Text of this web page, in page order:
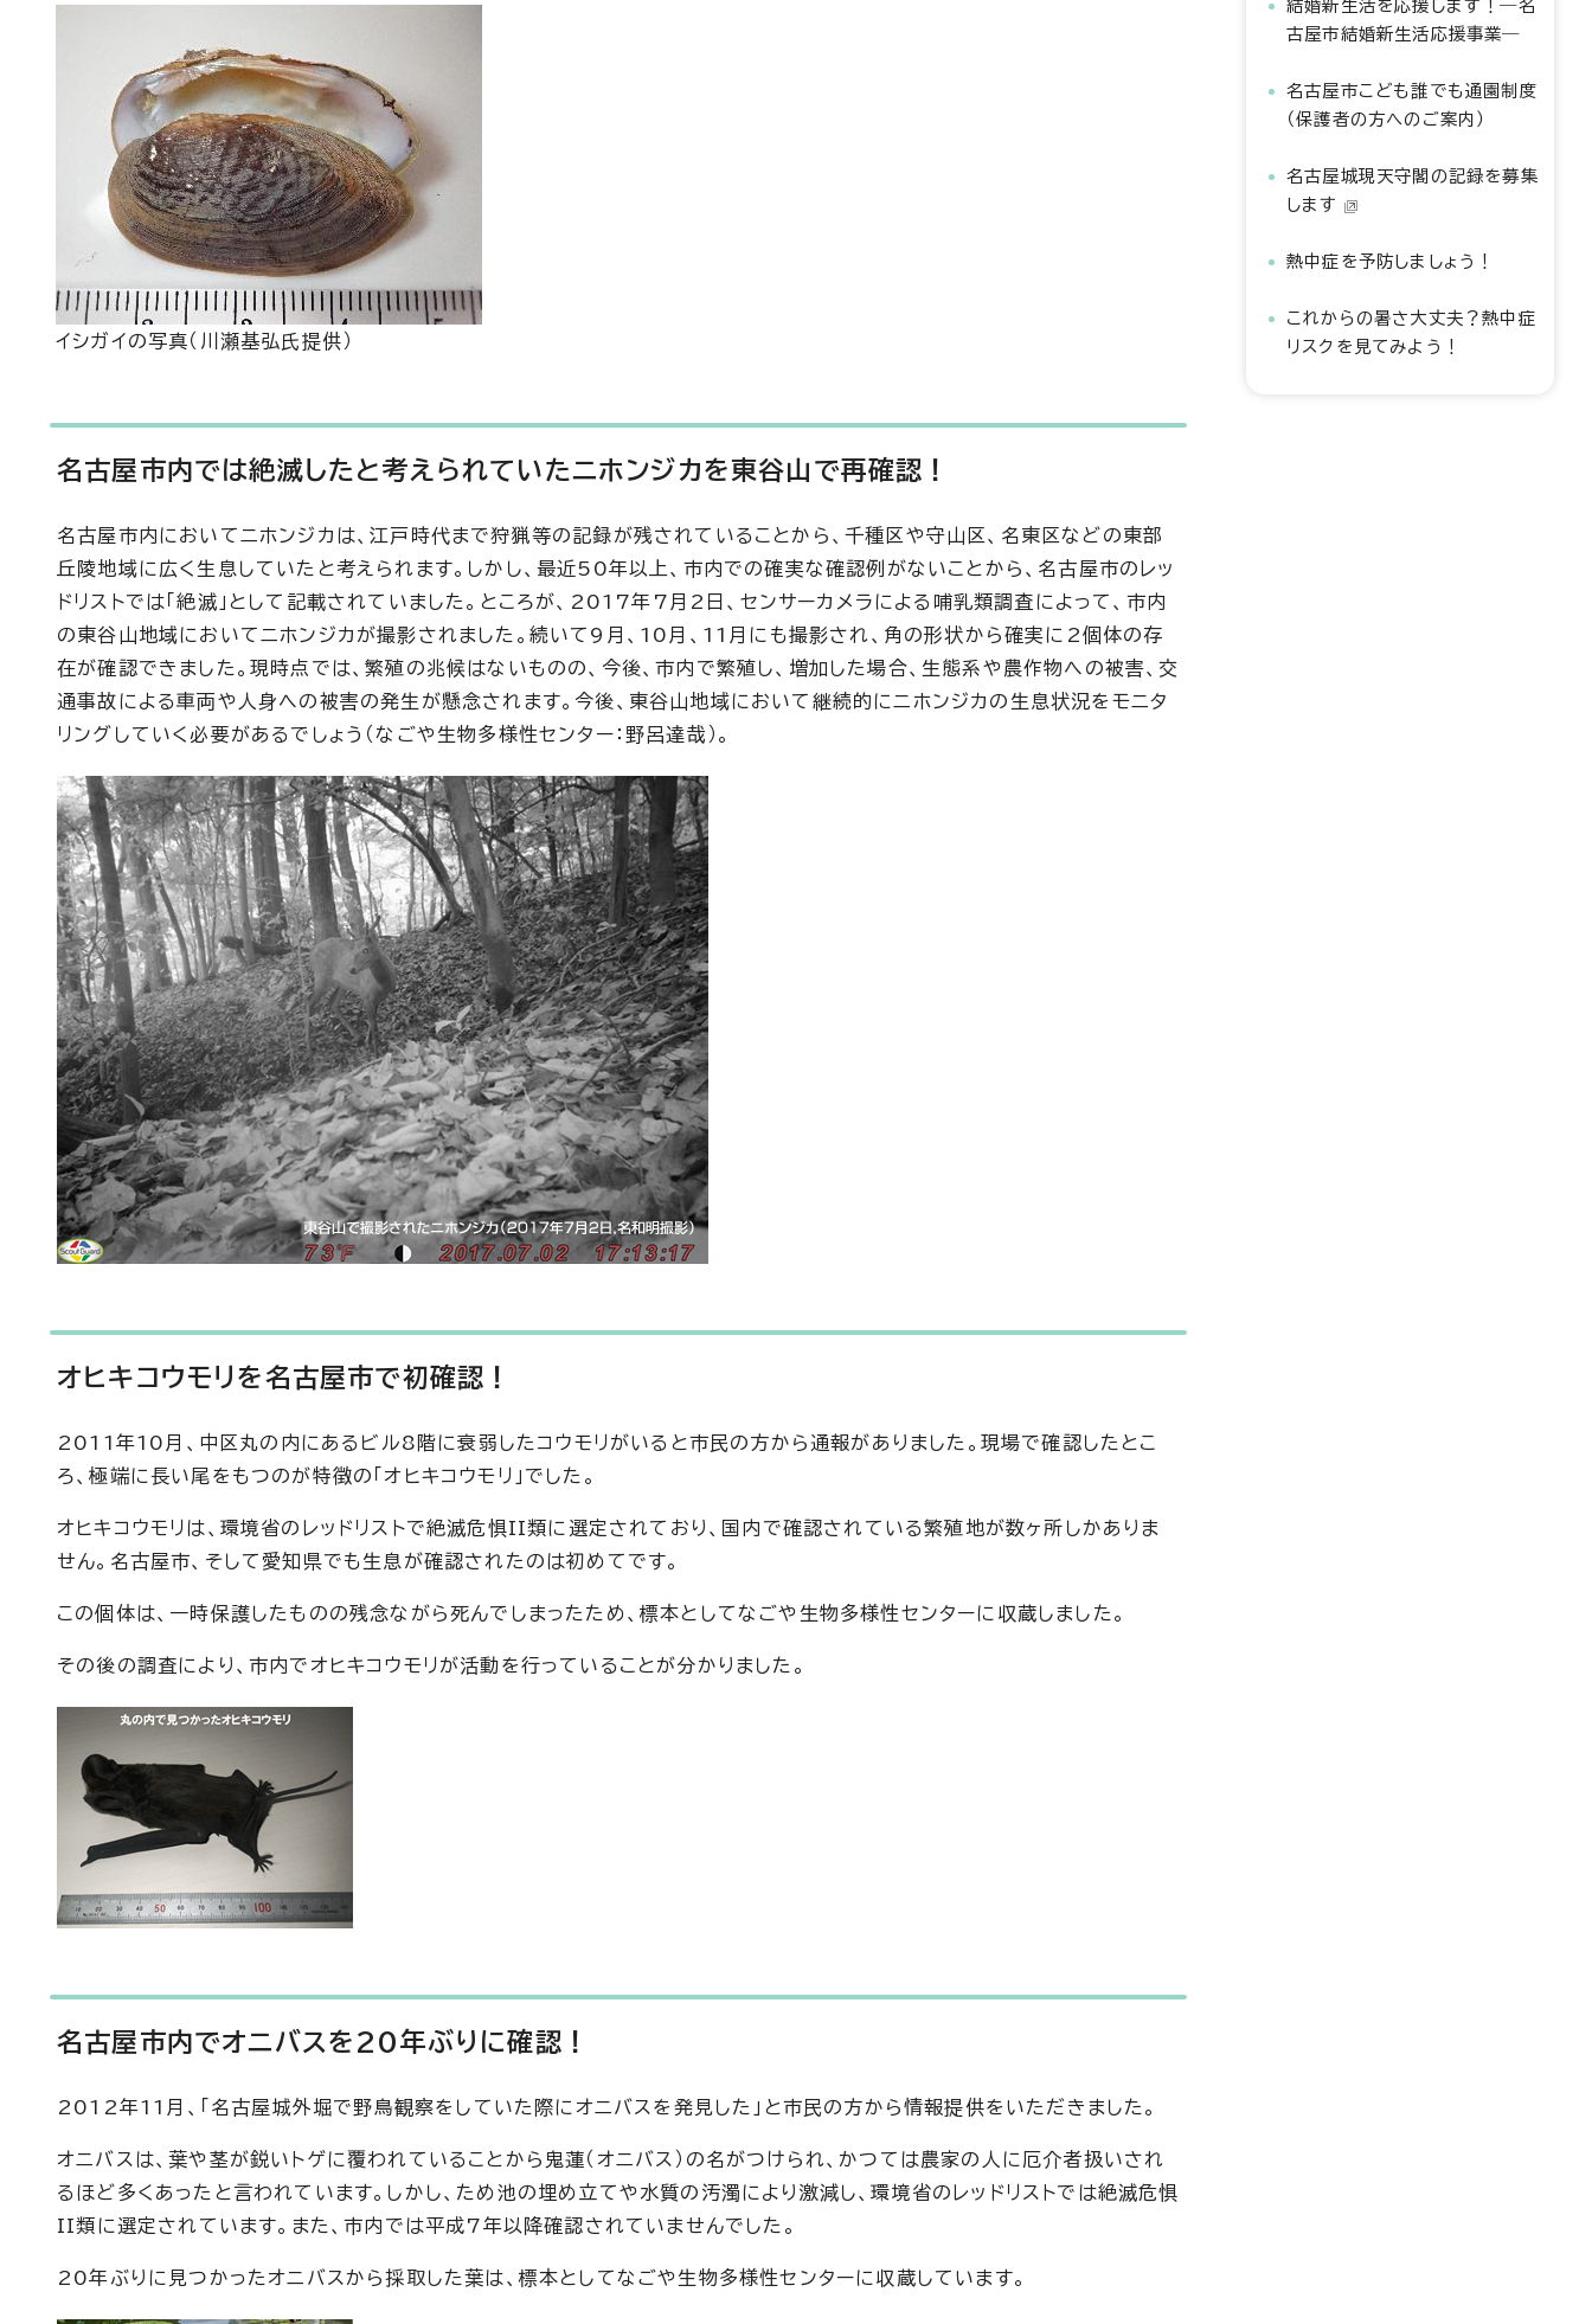
イシガイの写真（川瀬基弘氏提供）
名古屋市内では絶滅したと考えられていたニホンジカを東谷山で再確認！
名古屋市内においてニホンジカは、江戸時代まで狩猟等の記録が残されていることから、千種区や守山区、名東区などの東部
丘陵地域に広く生息していたと考えられます。しかし、最近50年以上、市内での確実な確認例がないことから、名古屋市のレッ
ドリストでは「絶滅」として記載されていました。ところが、2017年7月2日、センサーカメラによる哺乳類調査によって、市内
の東谷山地域においてニホンジカが撮影されました。続いて9月、10月、11月にも撮影され、角の形状から確実に2個体の存
在が確認できました。現時点では、繁殖の兆候はないものの、今後、市内で繁殖し、増加した場合、生態系や農作物への被害、交
通事故による車両や人身への被害の発生が懸念されます。今後、東谷山地域において継続的にニホンジカの生息状況をモニタ
リングしていく必要があるでしょう（なごや生物多様性センター：野呂達哉）。
オヒキコウモリを名古屋市で初確認！
2011年10月、中区丸の内にあるビル8階に衰弱したコウモリがいると市民の方から通報がありました。現場で確認したとこ
ろ、極端に長い尾をもつのが特徴の「オヒキコウモリ」でした。
オヒキコウモリは、環境省のレッドリストで絶滅危惧II類に選定されており、国内で確認されている繁殖地が数ヶ所しかありま
せん。名古屋市、そして愛知県でも生息が確認されたのは初めてです。
この個体は、一時保護したものの残念ながら死んでしまったため、標本としてなごや生物多様性センターに収蔵しました。
その後の調査により、市内でオヒキコウモリが活動を行っていることが分かりました。
名古屋市内でオニバスを20年ぶりに確認！
2012年11月、「名古屋城外堀で野鳥観察をしていた際にオニバスを発見した」と市民の方から情報提供をいただきました。
オニバスは、葉や茎が鋭いトゲに覆われていることから鬼蓮（オニバス）の名がつけられ、かつては農家の人に厄介者扱いされ
るほど多くあったと言われています。しかし、ため池の埋め立てや水質の汚濁により激減し、環境省のレッドリストでは絶滅危惧
II類に選定されています。また、市内では平成7年以降確認されていませんでした。
20年ぶりに見つかったオニバスから採取した葉は、標本としてなごや生物多様性センターに収蔵しています。
結婚新生活を応援します！―名
古屋市結婚新生活応援事業―
名古屋市こども誰でも通園制度
（保護者の方へのご案内）
名古屋城現天守閣の記録を募集
します
熱中症を予防しましょう！
これからの暑さ大丈夫？熱中症
リスクを見てみよう！